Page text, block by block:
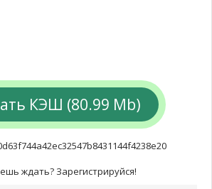
КЭШ (80.99 Mb)
ждать? Зарегистрируйся!